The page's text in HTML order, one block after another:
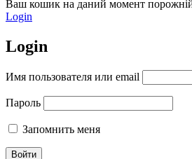
Ваш кошик на даний момент
Login
Login
Имя пользователя или email
Пароль
Запомнить меня